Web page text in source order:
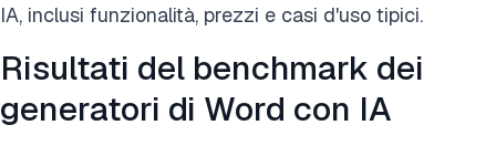
IA, inclusi funzionalità, prezzi e casi d'uso tipici.
Risultati del benchmark dei
generatori di Word con IA